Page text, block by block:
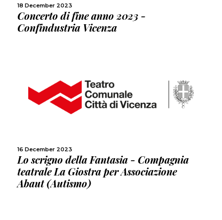
18 December 2023
Concerto di fine anno 2023 -
Confindustria Vicenza
16 December 2023
Lo scrigno della Fantasia - Compagnia
teatrale La Giostra per Associazione
Abaut (Autismo)
MORE